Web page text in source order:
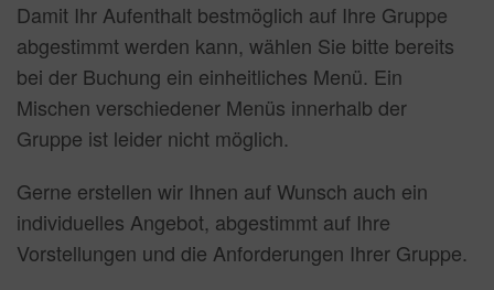
Damit Ihr Aufenthalt bestmöglich auf Ihre Gruppe
abgestimmt werden kann, wählen Sie bitte bereits
bei der Buchung ein einheitliches Menü. Ein
Mischen verschiedener Menüs innerhalb der
Gruppe ist leider nicht möglich.
Gerne erstellen wir Ihnen auf Wunsch auch ein
individuelles Angebot, abgestimmt auf Ihre
Vorstellungen und die Anforderungen Ihrer Gruppe.